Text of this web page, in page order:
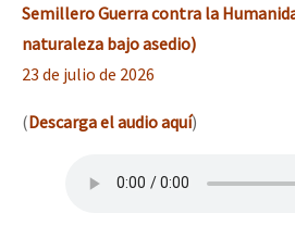
Semillero Guerra contra la
naturaleza bajo asedio)
23 de julio de 2026
(Descarga el audio aquí)